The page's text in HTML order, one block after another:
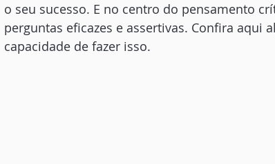
o seu sucesso. E no centro do pensamento
perguntas eficazes e assertivas. Confira aqui
capacidade de fazer isso.